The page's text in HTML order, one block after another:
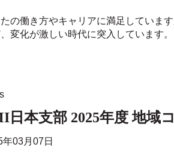
の働き方やキャリアに満足していま
変化が激しい時代に突入しています
日本支部 2025年度 地域
年03月07日